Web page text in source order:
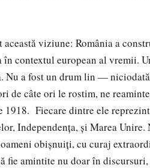
această viziune: România a
contextul european al vremii.
Nu a fost un drum lin —
de câte ori le rostim, ne
Fiecare dintre ele
Independența, și Marea Unire.
obișnuiți, cu curaj
fie amintite nu doar în